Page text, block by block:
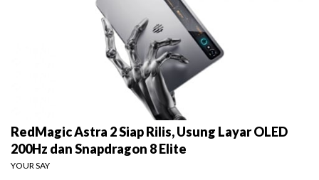
RedMagic Astra 2 Siap Rilis, Usung Layar OLED
200Hz dan Snapdragon 8 Elite
YOUR SAY